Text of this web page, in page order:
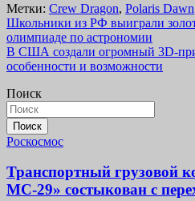
Метки: Crew Dragon, Polaris Dawn
Навигация
по
записям
Школьники из РФ выиграли
олимпиаде по астрономии
В США создали огромный 3D-
особенности и возможности
Поиск
Поиск
Роскосмос
Транспортный грузовой
МС-29» состыкован с